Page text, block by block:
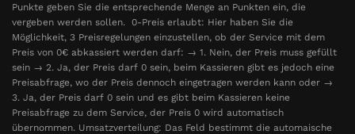
Punkte geben Sie die entsprechende Menge an Punkten ein, die
vergeben werden sollen. 0-Preis erlaubt: Hier haben Sie die
Möglichkeit, 3 Preisregelungen einzustellen, ob der Service mit dem
Preis von 0€ abkassiert werden darf: → 1. Nein, der Preis muss gefüllt
sein → 2. Ja, der Preis darf 0 sein, beim Kassieren gibt es jedoch eine
Preisabfrage, wo der Preis dennoch eingetragen werden kann oder →
3. Ja, der Preis darf 0 sein und es gibt beim Kassieren keine
Preisabfrage zu dem Service, der Preis 0 wird automatisch
übernommen. Umsatzverteilung: Das Feld bestimmt die automaische